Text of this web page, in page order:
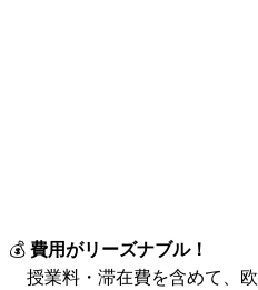
💰 費用がリーズナブル！
授業料・滞在費を含めて、